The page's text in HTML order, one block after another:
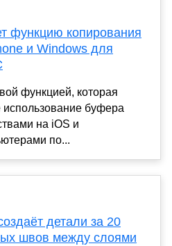
функцию копирования
и Windows для
функцией, которая
использование буфера
на iOS и
по...
детали за 20
швов между слоями